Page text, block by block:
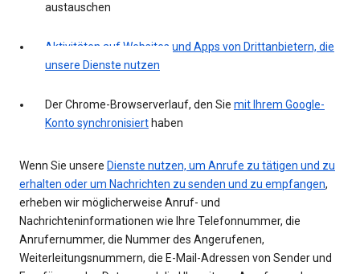
austauschen
Aktivitäten auf Websites und Apps von Drittanbietern, die
unsere Dienste nutzen
Der Chrome-Browserverlauf, den Sie mit Ihrem Google-
Konto synchronisiert haben
Wenn Sie unsere Dienste nutzen, um Anrufe zu tätigen und zu
erhalten oder um Nachrichten zu senden und zu empfangen,
erheben wir möglicherweise Anruf- und
Nachrichteninformationen wie Ihre Telefonnummer, die
Anrufernummer, die Nummer des Angerufenen,
Weiterleitungsnummern, die E-Mail-Adressen von Sender und